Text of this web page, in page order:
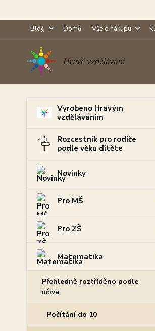
Blog Domů Vše o nákupu
Vyrobeno Hravým
vzděláváním
Rozcestník pro rodiče
podle věku dítěte
Novinky
Pro MŠ
Pro ZŠ
Matematika
Přehledně roztříděno podle
učiva
Počítání do 10